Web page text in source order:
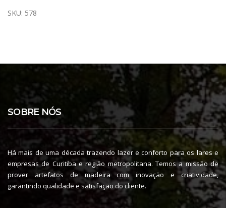
SKU: 578
SOBRE NÓS
Há mais de uma década trazendo lazer e conforto para os lares e
empresas de Curitiba e região metropolitana. Temos a missão de
prover artefatos de madeira com inovação e criatividade,
garantindo qualidade e satisfação do cliente.